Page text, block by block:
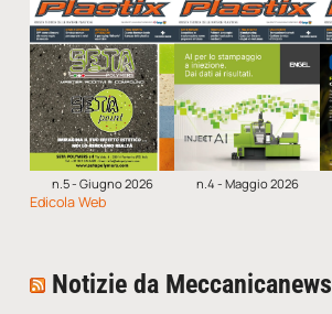
n.5 - Giugno 2026 n.4 - Maggio 2026
Edicola Web
Notizie da Meccanicanews